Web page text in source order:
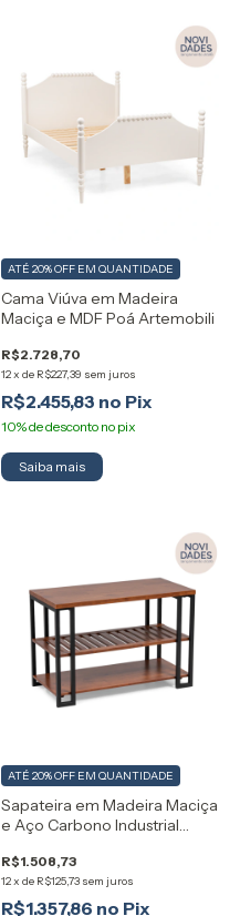
Cama Viúva em Madeira
Maciça e MDF Poá Artemobili
R$2.728,70
12x de R$227,39 sem juros
ATÉ 20% OFF EM QUANTIDADE
R$2.455,83
Saiba mais
Sapateira em Madeira Maciça
e Aço Carbono Industrial
R$1.508,73
12x de R$125,73 sem juros
ATÉ 20% OFF EM QUANTIDADE
R$1.357,86